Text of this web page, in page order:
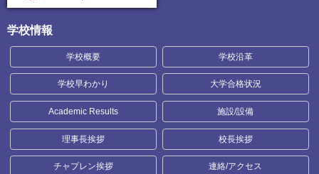
学校情報
学校概要 学校沿革
学校早わかり 大学合格状況
Academic Results 施設/設備
理事長挨拶 校長挨拶
チャプレン挨拶 連絡/アクセス